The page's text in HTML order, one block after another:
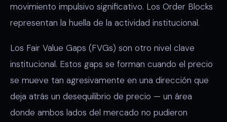
movimiento impulsivo significativo. Los Order Blocks
representan la huella de la actividad institucional.
Los Fair Value Gaps (FVGs) son otro nivel clave
institucional. Estos gaps se forman cuando el precio
se mueve tan agresivamente en una dirección que
deja atrás un desequilibrio de precio — un área
donde ambos lados del mercado no pudieron